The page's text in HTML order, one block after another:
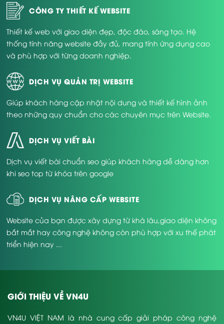
CÔNG TY THIẾT KẾ WEBSITE
Thiết kế web với giao diện đẹp, độc đáo, sáng tạo. Hệ
thống tính năng website đầy đủ, mang tính ứng dụng cao
và phù hợp với từng doanh nghiệp.
DỊCH VỤ QUẢN TRỊ WEBSITE
Giúp khách hàng cập nhật nội dung và thiết kế hình ảnh
theo những quy chuẩn cho các chuyên mục trên Website.
DỊCH VỤ VIẾT BÀI
Dịch vụ viết bài chuẩn seo giúp khách hàng dễ dàng hơn
khi seo top từ khóa trên google
DỊCH VỤ NÂNG CẤP WEBSITE
Website của bạn được xây dựng từ khá lâu,giao diện không
bắt mắt hay công nghệ không còn phù hợp với xu thế phát
triển hiện nay ...
GIỚI THIỆU VỀ VN4U
VN4U VIỆT NAM là nhà cung cấp giải pháp công nghệ